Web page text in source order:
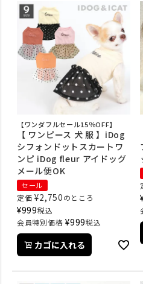
【ワンダフルセール15％OFF】
【 ワンピース 犬 服 】iDog
シフォンドットスカートワ
ンピ iDog fleur アイドッグ
メール便OK
セール
定価 ¥2,750のところ
¥999税込
会員特別価格 ¥999税込
カゴに入れる